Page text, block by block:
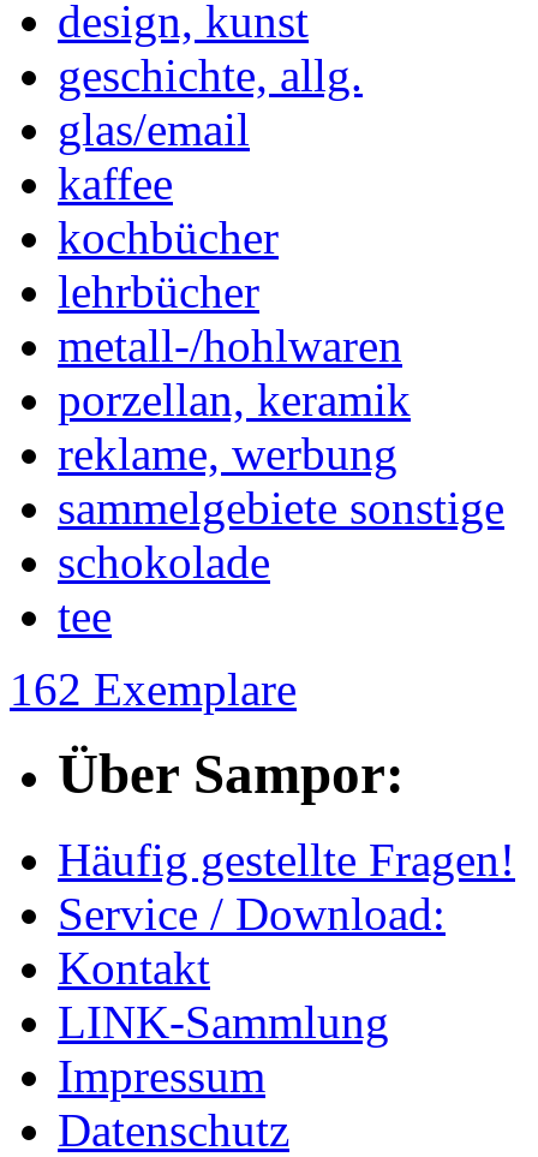
design, kunst
geschichte, allg.
glas/email
kaffee
kochbücher
lehrbücher
metall-/hohlwaren
porzellan, keramik
reklame, werbung
sammelgebiete sonstige
schokolade
tee
162 Exemplare
Über Sampor:
Häufig gestellte Fragen!
Service / Download:
Kontakt
LINK-Sammlung
Impressum
Datenschutz